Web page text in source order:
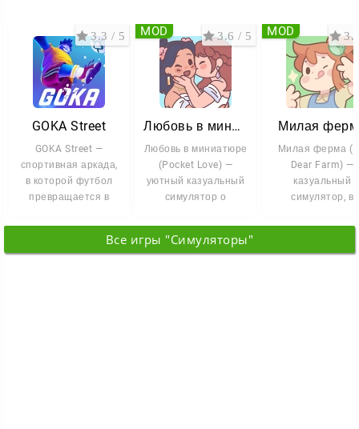
любит заходить в игру в любое свободное время.
GOKA Street
GOKA Street —
спортивная аркада,
в которой футбол
превращается в
непредсказуемое
3.3 / 5
Любовь в миниатюре
Любовь в миниатюре
(Pocket Love) —
уютный казуальный
симулятор о
повседневных
3.6 / 5
MOD
Милая
Милая ферма
Dear Farm) —
казуальный
симулятор, в
жизнь
MOD
Все игры "Симуляторы"